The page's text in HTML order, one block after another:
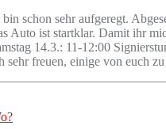
schon sehr aufgeregt.
Auto ist startklar. Damit ihr
14.3.: 11-12:00
freuen, einige von euch